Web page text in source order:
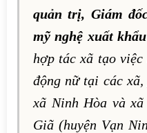
quản trị, Giám
mỹ nghệ xuất
hợp tác xã tạo
động nữ tại các
xã Ninh Hòa và
Giã (huyện Vạn